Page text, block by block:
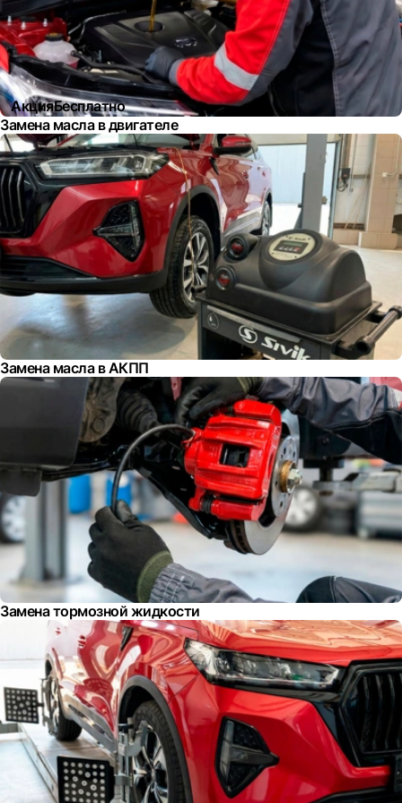
АкцияБесплатно
Замена масла в двигателе
Замена масла в АКПП
Замена тормозной жидкости